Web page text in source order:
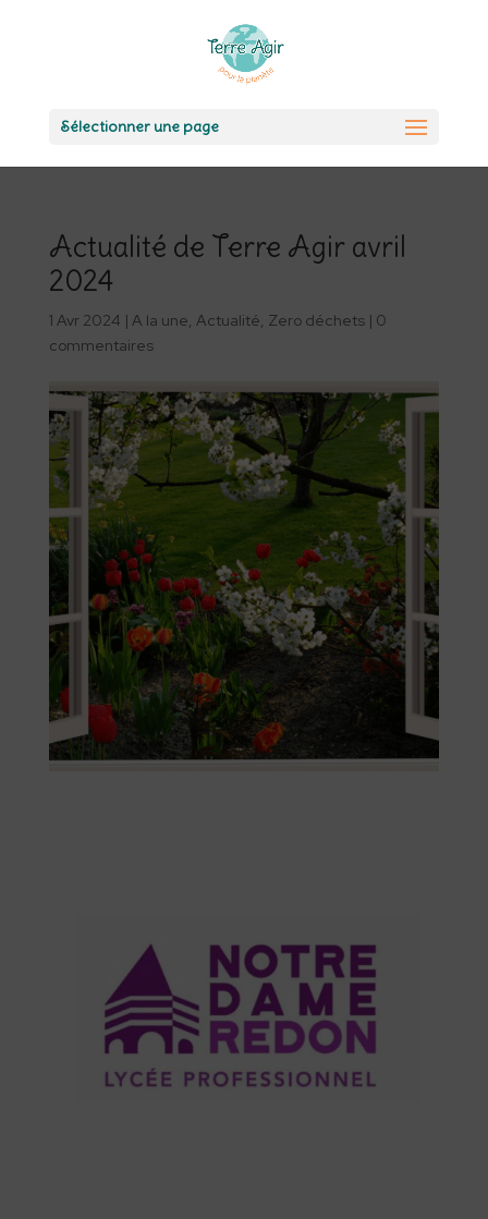
Sélectionner une page
Actualité de Terre Agir avril
2024
1 Avr 2024 | A la une, Actualité, Zero déchets| 0
commentaires